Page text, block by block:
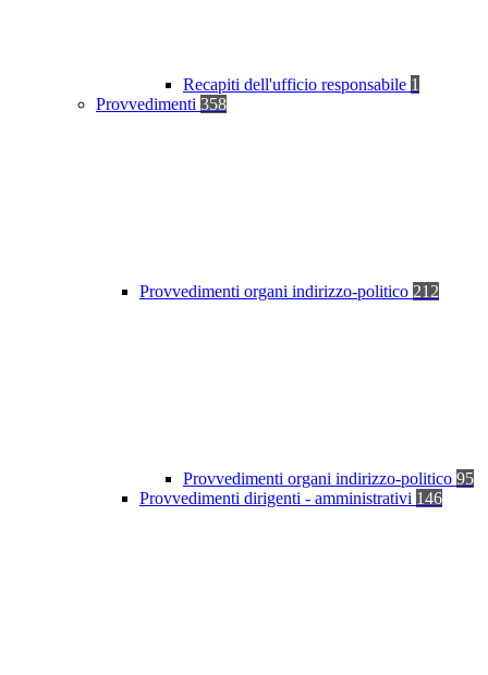
Recapiti dell'ufficio responsabile 1
Provvedimenti 358
Provvedimenti organi indirizzo-politico 212
Provvedimenti organi indirizzo-politico 95
Provvedimenti dirigenti - amministrativi 146